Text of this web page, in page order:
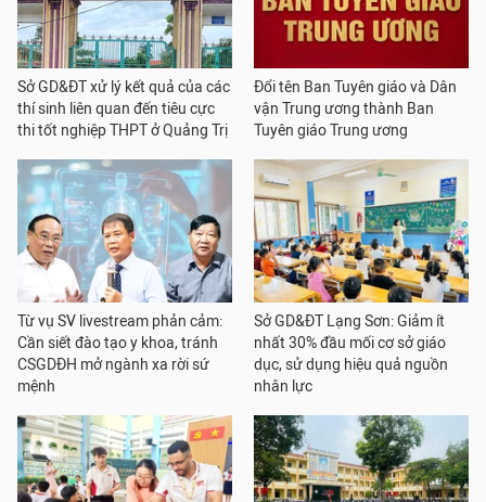
Sở GD&ĐT xử lý kết quả của các
thí sinh liên quan đến tiêu cực
thi tốt nghiệp THPT ở Quảng Trị
Đổi tên Ban Tuyên giáo và Dân
vận Trung ương thành Ban
Tuyên giáo Trung ương
Từ vụ SV livestream phản cảm:
Cần siết đào tạo y khoa, tránh
CSGDĐH mở ngành xa rời sứ
mệnh
Sở GD&ĐT Lạng Sơn: Giảm ít
nhất 30% đầu mối cơ sở giáo
dục, sử dụng hiệu quả nguồn
nhân lực